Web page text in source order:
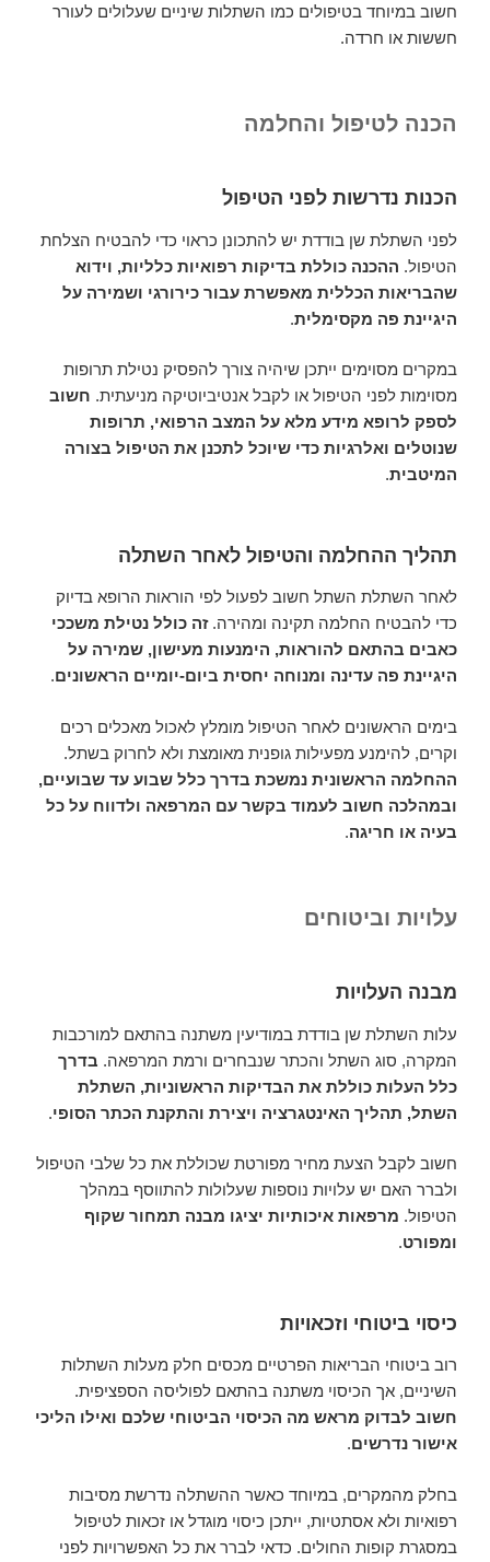
חשוב במיוחד בטיפולים כמו השתלות שיניים שעלולים לעורר
חששות או חרדה.
הכנה לטיפול והחלמה
הכנות נדרשות לפני הטיפול
לפני השתלת שן בודדת יש להתכונן כראוי כדי להבטיח הצלחת
הטיפול. ההכנה כוללת בדיקות רפואיות כלליות, וידוא
שהבריאות הכללית מאפשרת עבור כירורגי ושמירה על
היגיינת פה מקסימלית.
במקרים מסוימים ייתכן שיהיה צורך להפסיק נטילת תרופות
מסוימות לפני הטיפול או לקבל אנטיביוטיקה מניעתית. חשוב
לספק לרופא מידע מלא על המצב הרפואי, תרופות
שנוטלים ואלרגיות כדי שיוכל לתכנן את הטיפול בצורה
המיטבית.
תהליך ההחלמה והטיפול לאחר השתלה
לאחר השתלת השתל חשוב לפעול לפי הוראות הרופא בדיוק
כדי להבטיח החלמה תקינה ומהירה.זה כולל נטילת משככי
כאבים בהתאם להוראות, הימנעות מעישון, שמירה על
היגיינת פה עדינה ומנוחה יחסית ביום-יומיים הראשונים.
בימים הראשונים לאחר הטיפול מומלץ לאכול מאכלים רכים
וקרים, להימנע מפעילות גופנית מאומצת ולא לחרוק בשתל.
ההחלמה הראשונית נמשכת בדרך כלל שבוע עד שבועיים,
ובמהלכה חשוב לעמוד בקשר עם המרפאה ולדווח על כל
בעיה או חריגה.
עלויות וביטוחים
מבנה העלויות
עלות השתלת שן בודדת במודיעין משתנה בהתאם למורכבות
המקרה, סוג השתל והכתר שנבחרים ורמת המרפאה. בדרך
כלל העלות כוללת את הבדיקות הראשוניות, השתלת
השתל, תהליך האינטגרציה ויצירת והתקנת הכתר הסופי.
חשוב לקבל הצעת מחיר מפורטת שכוללת את כל שלבי הטיפול
ולברר האם יש עלויות נוספות שעלולות להתווסף במהלך
הטיפול. מרפאות איכותיות יציגו מבנה תמחור שקוף
ומפורט.
כיסוי ביטוחי וזכאויות
רוב ביטוחי הבריאות הפרטיים מכסים חלק מעלות השתלות
השיניים, אך הכיסוי משתנה בהתאם לפוליסה הספציפית.
חשוב לבדוק מראש מה הכיסוי הביטוחי שלכם ואילו הליכי
אישור נדרשים.
בחלק מהמקרים, במיוחד כאשר ההשתלה נדרשת מסיבות
רפואיות ולא אסתטיות, ייתכן כיסוי מוגדל או זכאות לטיפול
במסגרת קופות החולים. כדאי לברר את כל האפשרויות לפני